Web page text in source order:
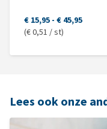
€ 15,95 - € 45,95
(€ 0,51 / st)
Lees ook onze